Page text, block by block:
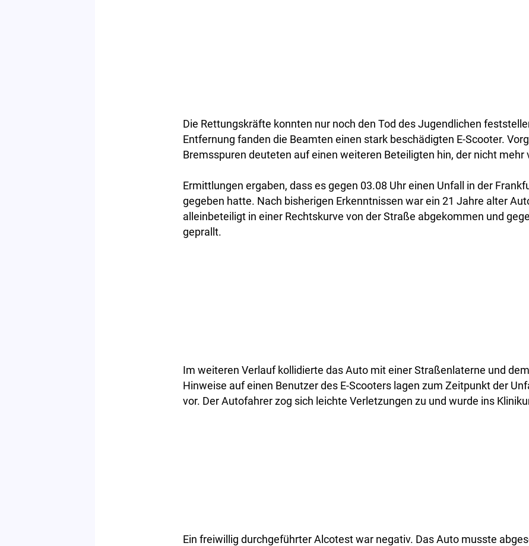
Die Rettungskräfte konnten nur noch den Tod des Jugendlichen
Entfernung fanden die Beamten einen stark beschädigten E-Scooter.
Bremsspuren deuteten auf einen weiteren Beteiligten hin, der nicht mehr
Ermittlungen ergaben, dass es gegen 03.08 Uhr einen Unfall in der
gegeben hatte. Nach bisherigen Erkenntnissen war ein 21 Jahre alter
alleinbeteiligt in einer Rechtskurve von der Straße abgekommen und
geprallt.
Im weiteren Verlauf kollidierte das Auto mit einer Straßenlaterne und
Hinweise auf einen Benutzer des E-Scooters lagen zum Zeitpunkt der
vor. Der Autofahrer zog sich leichte Verletzungen zu und wurde ins
Ein freiwillig durchgeführter Alcotest war negativ. Das Auto musste